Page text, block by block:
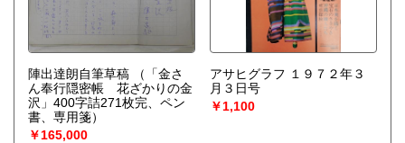
陣出達朗自筆草稿
（「金さ
ん奉行隠密帳 花ざかりの金
沢」400字詰271枚完、ペン
書、専用箋）
￥165,000
アサヒグラフ １９７２年３
月３日号
￥1,100